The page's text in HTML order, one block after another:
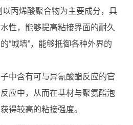
以丙烯酸聚合物为主要成分，具
性，能够提高粘接界面的耐久
“城墙”，能够抵御各种外界的
中含有可与异氰酸酯反应的官
应中，从而在基材与聚氨酯泡
得较高的粘接强度。